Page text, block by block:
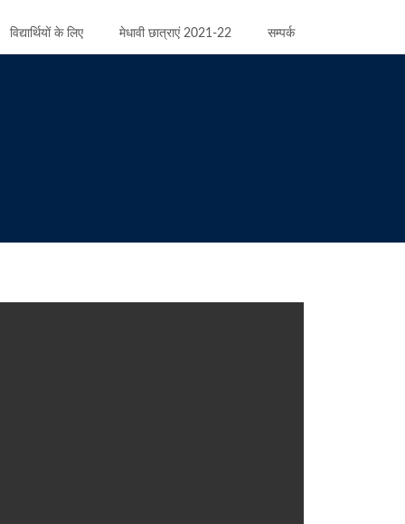
विद्यार्थियों के लिए मेधावी छात्राएं 2021-22 सम्पर्क